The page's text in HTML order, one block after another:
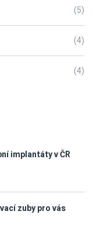
(5)
(4)
(4)
implantáty v ČR
zuby pro vás